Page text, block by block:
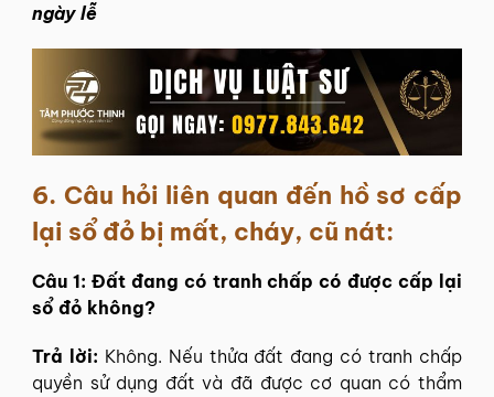
ngày lễ
6. Câu hỏi liên quan đến hồ sơ cấp
lại sổ đỏ bị mất, cháy, cũ nát:
Câu 1: Đất đang có tranh chấp có được cấp lại
sổ đỏ không?
Trả lời: Không. Nếu thửa đất đang có tranh chấp
quyền sử dụng đất và đã được cơ quan có thẩm